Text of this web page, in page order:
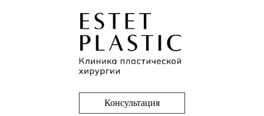
Консультация